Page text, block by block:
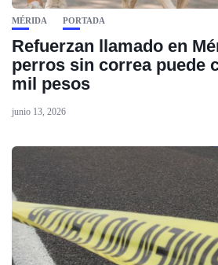
MÉRIDA PORTADA
Refuerzan llamado en
perros sin correa puede
mil pesos
junio 13, 2026